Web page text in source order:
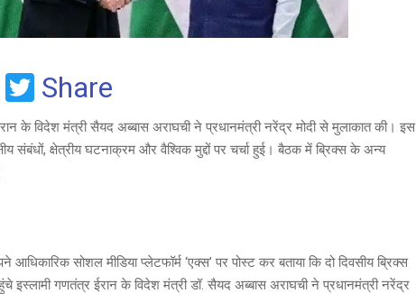
C
T
wi
tt
Share
के विदेश मंत्री सैयद अब्बास अराघची ने प्रधानमंत्री नरेंद्र मोदी से मुलाकात की। इस
संबंधों, क्षेत्रीय घटनाक्रम और वैश्विक मुद्दों पर चर्चा हुई। बैठक में ब्रिक्स के अन्य
सोशल मीडिया प्लेटफॉर्म ‘एक्स’ पर पोस्ट कर बताया कि दो दिवसीय ब्रिक्स
इस्लामी गणतंत्र ईरान के विदेश मंत्री डॉ. सैयद अब्बास अराघची ने प्रधानमंत्री नरेंद्र